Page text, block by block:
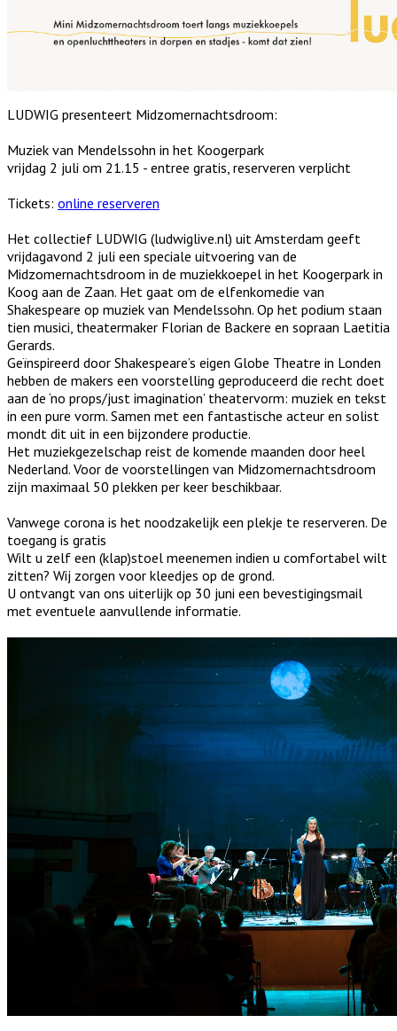
LUDWIG presenteert Midzomernachtsdroom:
Muziek van Mendelssohn in het Koogerpark
vrijdag 2 juli om 21.15 - entree gratis, reserveren verplicht
Tickets: online reserveren
Het collectief LUDWIG (ludwiglive.nl) uit Amsterdam geeft
vrijdagavond 2 juli een speciale uitvoering van de
Midzomernachtsdroom in de muziekkoepel in het Koogerpark in
Koog aan de Zaan. Het gaat om de elfenkomedie van
Shakespeare op muziek van Mendelssohn. Op het podium staan
tien musici, theatermaker Florian de Backere en sopraan Laetitia
Gerards.
Geïnspireerd door Shakespeare’s eigen Globe Theatre in Londen
hebben de makers een voorstelling geproduceerd die recht doet
aan de ‘no props/just imagination’ theatervorm: muziek en tekst
in een pure vorm. Samen met een fantastische acteur en solist
mondt dit uit in een bijzondere productie.
Het muziekgezelschap reist de komende maanden door heel
Nederland. Voor de voorstellingen van Midzomernachtsdroom
zijn maximaal 50 plekken per keer beschikbaar.
Vanwege corona is het noodzakelijk een plekje te reserveren. De
toegang is gratis
Wilt u zelf een (klap)stoel meenemen indien u comfortabel wilt
zitten? Wij zorgen voor kleedjes op de grond.
U ontvangt van ons uiterlijk op 30 juni een bevestigingsmail
met eventuele aanvullende informatie.